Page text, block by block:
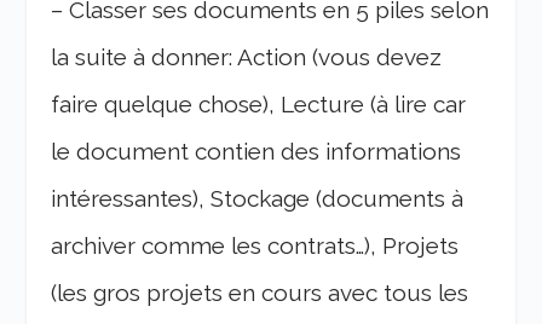
– Classer ses documents en 5 piles selon
la suite à donner: Action (vous devez
faire quelque chose), Lecture (à lire car
le document contien des informations
intéressantes), Stockage (documents à
archiver comme les contrats…), Projets
(les gros projets en cours avec tous les